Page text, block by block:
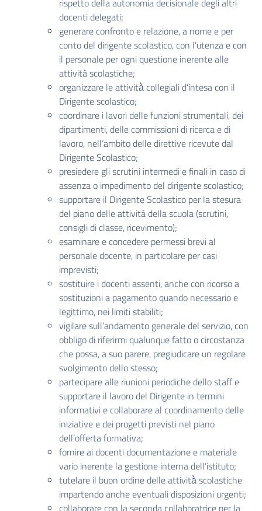
rispetto della autonomia decisionale degli altri
docenti delegati;
generare confronto e relazione, a nome e per
conto del dirigente scolastico, con l’utenza e con
il personale per ogni questione inerente alle
attività scolastiche;
organizzare le attività̀ collegiali d’intesa con il
Dirigente scolastico;
coordinare i lavori delle funzioni strumentali, dei
dipartimenti, delle commissioni di ricerca e di
lavoro, nell’ambito delle direttive ricevute dal
Dirigente Scolastico;
presiedere gli scrutini intermedi e finali in caso di
assenza o impedimento del dirigente scolastico;
supportare il Dirigente Scolastico per la stesura
del piano delle attività della scuola (scrutini,
consigli di classe, ricevimento);
esaminare e concedere permessi brevi al
personale docente, in particolare per casi
imprevisti;
sostituire i docenti assenti, anche con ricorso a
sostituzioni a pagamento quando necessario e
legittimo, nei limiti stabiliti;
vigilare sull’andamento generale del servizio, con
obbligo di riferirmi qualunque fatto o circostanza
che possa, a suo parere, pregiudicare un regolare
svolgimento dello stesso;
partecipare alle riunioni periodiche dello staff e
supportare il lavoro del Dirigente in termini
informativi e collaborare al coordinamento delle
iniziative e dei progetti previsti nel piano
dell’offerta formativa;
fornire ai docenti documentazione e materiale
vario inerente la gestione interna dell’istituto;
tutelare il buon ordine delle attività̀ scolastiche
impartendo anche eventuali disposizioni urgenti;
collaborare con la seconda collaboratrice per la